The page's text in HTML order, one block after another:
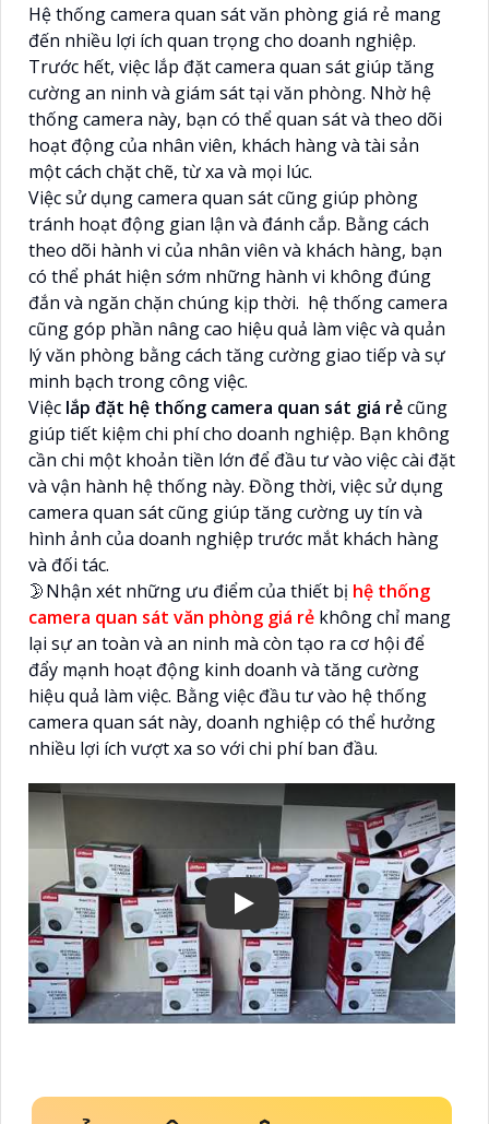
Hệ thống camera quan sát văn phòng giá rẻ mang
đến nhiều lợi ích quan trọng cho doanh nghiệp.
Trước hết, việc lắp đặt camera quan sát giúp tăng
cường an ninh và giám sát tại văn phòng. Nhờ hệ
thống camera này, bạn có thể quan sát và theo dõi
hoạt động của nhân viên, khách hàng và tài sản
một cách chặt chẽ, từ xa và mọi lúc.
Việc sử dụng camera quan sát cũng giúp phòng
tránh hoạt động gian lận và đánh cắp. Bằng cách
theo dõi hành vi của nhân viên và khách hàng, bạn
có thể phát hiện sớm những hành vi không đúng
đắn và ngăn chặn chúng kịp thời. hệ thống camera
cũng góp phần nâng cao hiệu quả làm việc và quản
lý văn phòng bằng cách tăng cường giao tiếp và sự
minh bạch trong công việc.
Việc lắp đặt hệ thống camera quan sát giá rẻcũng
giúp tiết kiệm chi phí cho doanh nghiệp. Bạn không
cần chi một khoản tiền lớn để đầu tư vào việc cài đặt
và vận hành hệ thống này. Đồng thời, việc sử dụng
camera quan sát cũng giúp tăng cường uy tín và
hình ảnh của doanh nghiệp trước mắt khách hàng
và đối tác.
🌛Nhận xét những ưu điểm của thiết bị hệ thống
camera quan sát văn phòng giá rẻ không chỉ mang
lại sự an toàn và an ninh mà còn tạo ra cơ hội để
đẩy mạnh hoạt động kinh doanh và tăng cường
hiệu quả làm việc. Bằng việc đầu tư vào hệ thống
camera quan sát này, doanh nghiệp có thể hưởng
nhiều lợi ích vượt xa so với chi phí ban đầu.